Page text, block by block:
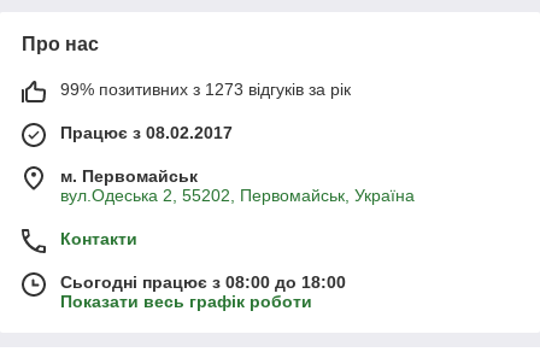
Про нас
99% позитивних з 1273 відгуків за рік
Працює з 08.02.2017
м. Первомайськ
вул.Одеська 2, 55202, Первомайськ, Україна
Контакти
Сьогодні працює з 08:00 до 18:00
Показати весь графік роботи